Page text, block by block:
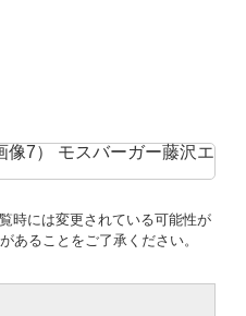
時には変更されている可能性が
あることをご了承ください。